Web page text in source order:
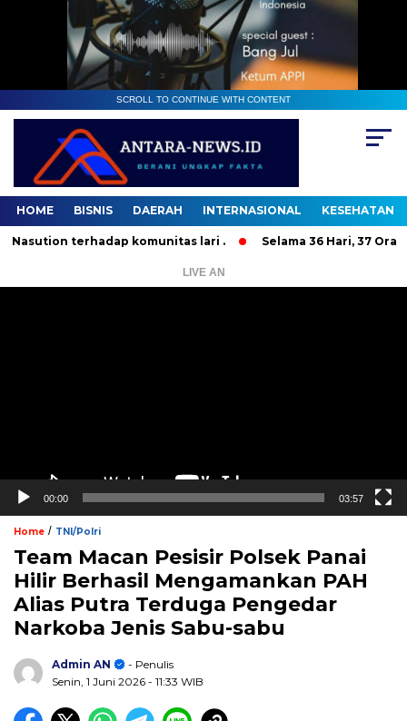
SCROLL TO CONTINUE WITH CONTENT
HOME BISNIS DAERAH INTERNASIONAL KESEHATAN
terhadap komunitas lari . Selama 36 Hari, 37 Orang
LIVE AN
00:00 03:57
Home / TNI/Polri
Team Macan Pesisir Polsek Panai
Hilir Berhasil Mengamankan PAH
Alias Putra Terduga Pengedar
Narkoba Jenis Sabu-sabu
Admin AN
- Penulis
Senin, 1 Juni 2026 - 11:33 WIB